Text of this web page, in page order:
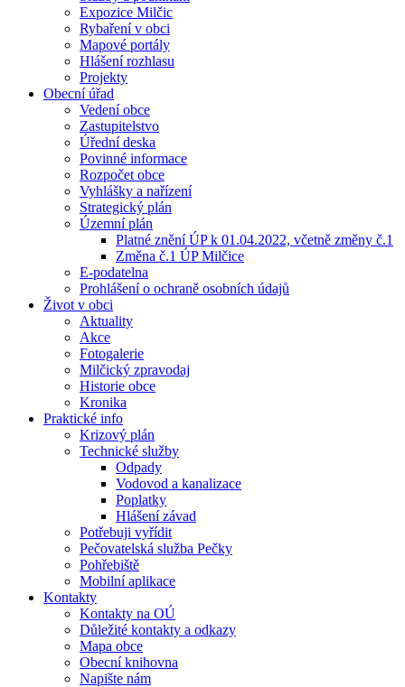
Expozice Milčic
Rybaření v obci
Mapové portály
Hlášení rozhlasu
Projekty
Obecní úřad
Vedení obce
Zastupitelstvo
Úřední deska
Povinné informace
Rozpočet obce
Vyhlášky a nařízení
Strategický plán
Územní plán
Platné znění ÚP k 01.04.2022, včetně změny č.1
Změna č.1 ÚP Milčice
E-podatelna
Prohlášení o ochraně osobních údajů
Život v obci
Aktuality
Akce
Fotogalerie
Milčický zpravodaj
Historie obce
Kronika
Praktické info
Krizový plán
Technické služby
Odpady
Vodovod a kanalizace
Poplatky
Hlášení závad
Potřebuji vyřídit
Pečovatelská služba Pečky
Pohřebiště
Mobilní aplikace
Kontakty
Kontakty na OÚ
Důležité kontakty a odkazy
Mapa obce
Obecní knihovna
Napište nám